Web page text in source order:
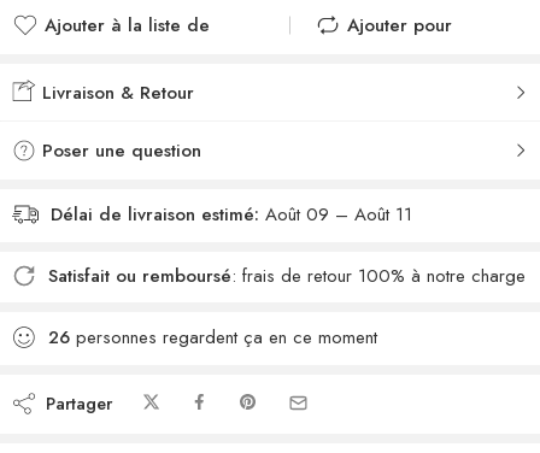
Ajouter à la liste de
Ajouté à la liste de
Ajouter pour
Livraison & Retour
Poser une question
Délai de livraison estimé: Août 09 – Août 11
Satisfait ou remboursé: frais de retour 100% à notre charge
26 personnes regardent ça en ce moment
Partager